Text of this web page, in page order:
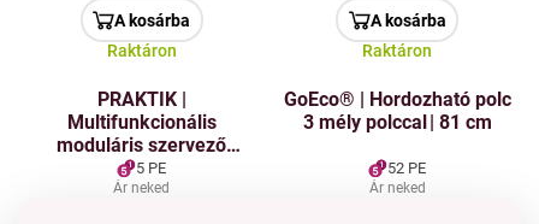
A kosárba
Raktáron
A kosárba
Raktáron
PRAKTIK |
Multifunkcionális
moduláris szervező
akasztóval | szürke | 21 cm
5 PE
Ár neked
GoEco® | Hordozható polc
3 mély polccal | 81 cm
52 PE
Ár neked